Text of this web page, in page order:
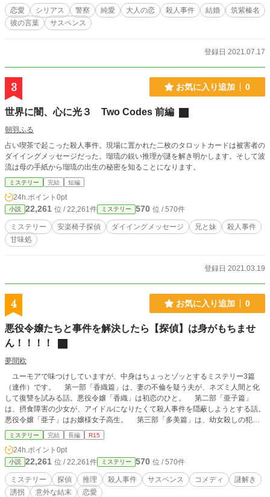
載予定です。
恋愛 シリアス 警察 純愛 大人の恋 殺人事件 結婚
筑紫榛名
彼の言葉
サスペンス
登録日 2021.07.17
3 お気に入り追加 0
世界に闇、心に光３ Two Codes 前編
朝羽ふる
占い喫茶で起こった殺人事件。現場に置かれた二枚のタロットカードは被害者の
ダイイングメッセージだった。瑠琉の鋭い推理が謎を解き明かします。そして波
流は母の手紙から瑠琉の出生の秘密を知ることになります。
ミステリー 完結 短編
24h.ポイント 0pt
小説 22,261 位 / 22,261件 ミステリー 570 位 / 570件
ミステリー 安楽椅子探偵 ダイイングメッセージ 兄と妹
殺人事件
甘味処
登録日 2021.03.19
4 お気に入り追加 0
悪役令嬢たちと事件を解決したら【探偵】は身がもちませ
ん！！！！
夢間欧
ユーモアで味つけしていますが、中身はちょっとゾッとするミステリー3篇
（連作）です。 第一部「香織篇」は、妻の不倫を疑う夫が、ネズミ人間と化
して復讐を試みる話。悪役令嬢「香織」は初恋のひと。 第二部「亜子篇」
は、摂食障害の少女が、アイドルになりたくて殺人事件を隠蔽しようとする話。
悪役令嬢「亜子」はお嬢様女子高生。 第三部「多美篇」は、幼女殺しの犯人
と被害者の父親が、不思議なドライブをする話。悪役令嬢「多美」は年上の愛人
キャラ。 ラストに意外性はあります。プロットは、3篇ともあまり類型がない
ものと自負しています。 個性的なミステリーを求めている向きは、ぜひご覧
ください！（ノベマ！様では「超絶ピュアな探偵」のタイトルで公開していま
す）
ミステリー 完結 長編 R15
24h.ポイント 0pt
小説 22,261 位 / 22,261件 ミステリー 570 位 / 570件
ミステリー 探偵 推理 殺人事件 サスペンス コメディ
謎解き
誘拐
意外な結末 恋愛